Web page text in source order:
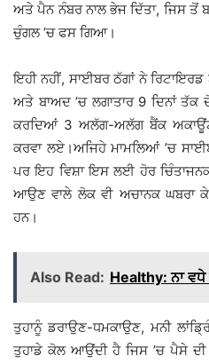
ਅਤੇ ਪੈਨ ਨੰਬਰ ਨਾਲ ਭੇਜ ਦਿੱਤਾ, ਜਿਸ ਤੋਂ
ਚੁੰਗਲ ’ਚ ਫਸ ਗਿਆ।
ਇਹੀ ਨਹੀਂ, ਸਾਈਬਰ ਠੱਗਾਂ ਨੇ
ਅਤੇ ਬਾਅਦ ’ਚ ਲਗਾਤਾਰ 9 ਦਿਨਾਂ
ਕਰਦਿਆਂ 3 ਅਲੱਗ-ਅਲੱਗ ਬੈਂਕ
ਕਰਵਾ ਲਏ।ਅਜਿਹੇ ਮਾਮਲਿਆਂ ’ਚ
ਪਰ ਇਹ ਵਿਸ਼ਾ ਇਸ ਲਈ ਹੋਰ
ਆਉਣ ਵਾਲੇ ਲੋਕ ਵੀ ਅਚਾਨਕ ਘਬਰਾ
ਹਨ।
Also Read: Healthy: ਨਾ
ਤੁਹਾਨੂੰ ਡਰਾਉਣ-ਧਮਕਾਉਣ, ਮਨੀ
ਤੁਹਾਡੇ ਕੋਲ ਆਉਂਦੀ ਹੈ ਜਿਸ ’ਚ ਪੈਸੇ ਦੀ